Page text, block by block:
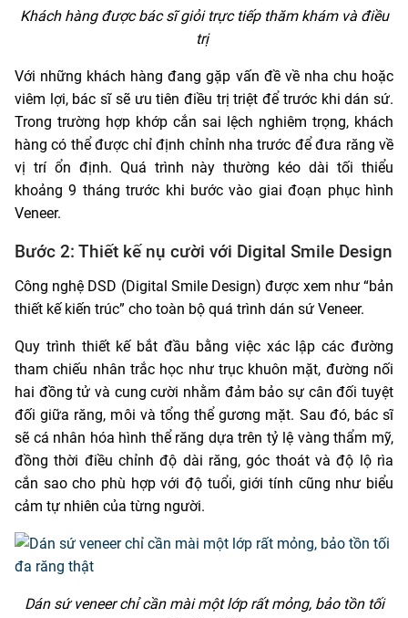
Khách hàng được bác sĩ giỏi trực tiếp thăm khám và điều
trị
Với những khách hàng đang gặp vấn đề về nha chu hoặc
viêm lợi, bác sĩ sẽ ưu tiên điều trị triệt để trước khi dán sứ.
Trong trường hợp khớp cắn sai lệch nghiêm trọng, khách
hàng có thể được chỉ định chỉnh nha trước để đưa răng về
vị trí ổn định. Quá trình này thường kéo dài tối thiểu
khoảng 9 tháng trước khi bước vào giai đoạn phục hình
Veneer.
Bước 2: Thiết kế nụ cười với Digital Smile Design
Công nghệ DSD (Digital Smile Design) được xem như “bản
thiết kế kiến trúc” cho toàn bộ quá trình dán sứ Veneer.
Quy trình thiết kế bắt đầu bằng việc xác lập các đường
tham chiếu nhân trắc học như trục khuôn mặt, đường nối
hai đồng tử và cung cười nhằm đảm bảo sự cân đối tuyệt
đối giữa răng, môi và tổng thể gương mặt. Sau đó, bác sĩ
sẽ cá nhân hóa hình thể răng dựa trên tỷ lệ vàng thẩm mỹ,
đồng thời điều chỉnh độ dài răng, góc thoát và độ lộ rìa
cắn sao cho phù hợp với độ tuổi, giới tính cũng như biểu
cảm tự nhiên của từng người.
Dán sứ veneer chỉ cần mài một lớp rất mỏng, bảo tồn tối